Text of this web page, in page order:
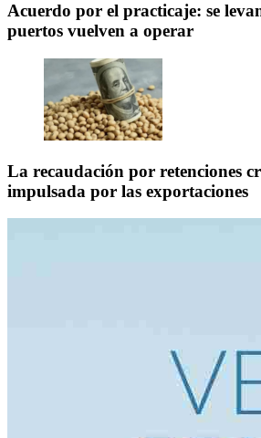
Acuerdo por el practicaje: se
puertos vuelven a operar
La recaudación por retenciones
impulsada por las exportaciones